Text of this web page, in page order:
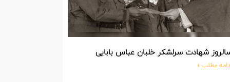
شهادت سرلشکر خلبان عباس بابایی
مطلب »